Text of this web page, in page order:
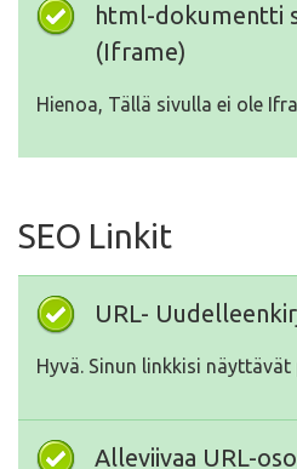
html-dokumentti
(Iframe)
Hienoa, Tällä sivulla ei ole
SEO Linkit
URL-
Hyvä. Sinun linkkisi
Alleviivaa URL-